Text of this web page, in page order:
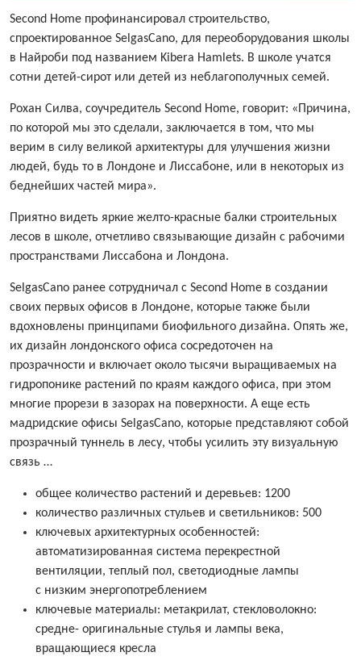
Second Home профинансировал строительство,
спроектированное SelgasCano, для переоборудования школы
в Найроби под названием Kibera Hamlets. В школе учатся
сотни детей-сирот или детей из неблагополучных семей.
Рохан Силва, соучредитель Second Home, говорит: «Причина,
по которой мы это сделали, заключается в том, что мы
верим в силу великой архитектуры для улучшения жизни
людей, будь то в Лондоне и Лиссабоне, или в некоторых из
беднейших частей мира».
Приятно видеть яркие желто-красные балки строительных
лесов в школе, отчетливо связывающие дизайн с рабочими
пространствами Лиссабона и Лондона.
SelgasCano ранее сотрудничал с Second Home в создании
своих первых офисов в Лондоне, которые также были
вдохновлены принципами биофильного дизайна. Опять же,
их дизайн лондонского офиса сосредоточен на
прозрачности и включает около тысячи выращиваемых на
гидропонике растений по краям каждого офиса, при этом
многие прорези в зазорах на поверхности. А еще есть
мадридские офисы SelgasCano, которые представляют собой
прозрачный туннель в лесу, чтобы усилить эту визуальную
связь …
общее количество растений и деревьев: 1200
количество различных стульев и светильников: 500
ключевых архитектурных особенностей:
автоматизированная система перекрестной
вентиляции, теплый пол, светодиодные лампы
с низким энергопотреблением
ключевые материалы: метакрилат, стекловолокно:
средне- оригинальные стулья и лампы века,
вращающиеся кресла